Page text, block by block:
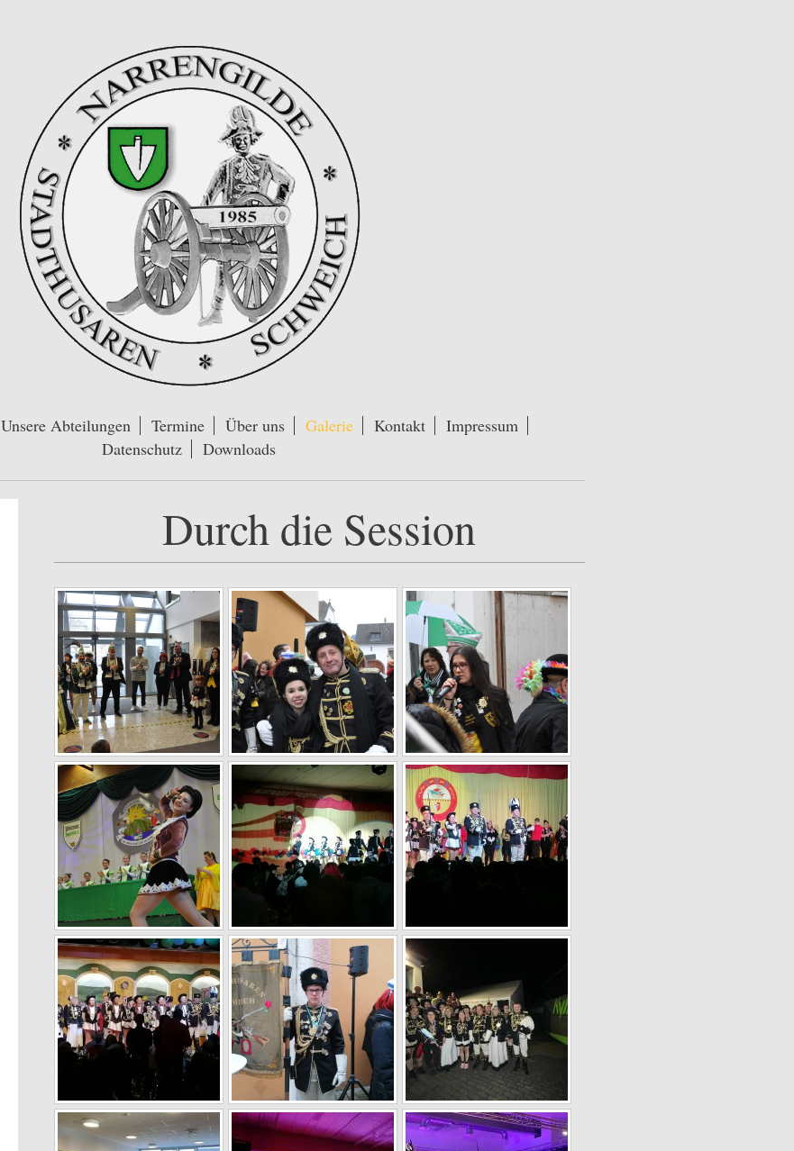
Unsere Abteilungen Termine Über uns Galerie Kontakt
Impressum
Datenschutz
Downloads
Durch die Session